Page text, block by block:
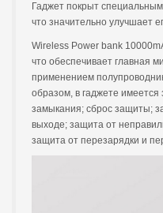
Гаджет покрыт
что значительно улучшает
Wireless Power bank
что обеспечивает главная
применением
образом, в гаджете имеется
замыкания; сброс защиты;
выходе; защита от
защита от перезарядки и